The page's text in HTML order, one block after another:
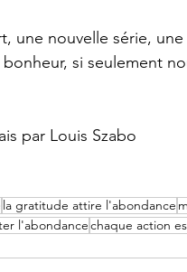
une nouvelle série,
si seulement
par Louis Szabo
la gratitude attire l'abondance
l'abondancechaque action